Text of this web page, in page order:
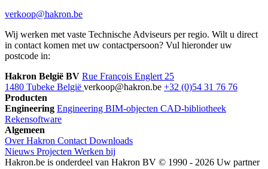
verkoop@hakron.be
Wij werken met vaste Technische Adviseurs per regio. Wilt u direct
in contact komen met uw contactpersoon? Vul hieronder uw
postcode in:
Hakron België BV Rue François Englert 25
1480 Tubeke België verkoop@hakron.be +32 (0)54 31 76 76
Producten
Engineering Engineering BIM-objecten CAD-bibliotheek
Rekensoftware
Algemeen
Over Hakron ContactDownloads
Nieuws Projecten Werken bij
Hakron.be is onderdeel van Hakron BV © 1990 - 2026 Uw partner